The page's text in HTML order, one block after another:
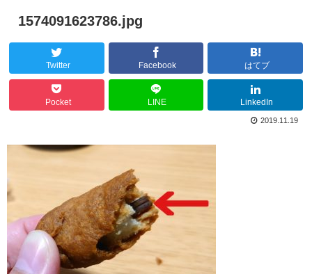
1574091623786.jpg
Twitter Facebook はてブ
Pocket LINE LinkedIn
2019.11.19